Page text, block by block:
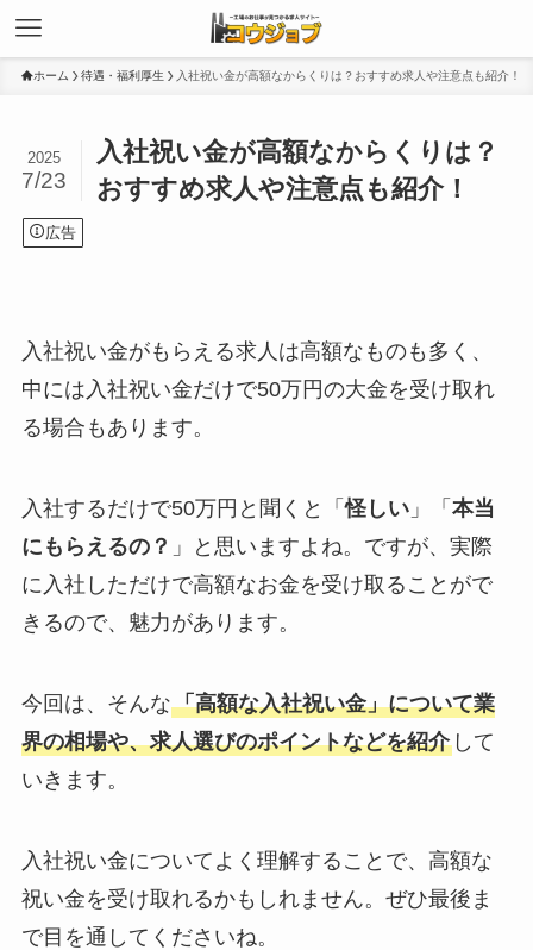
ホーム 待遇・福利厚生 入社祝い金が高額なからくりは？おすすめ求人や注意点も紹介！
入社祝い金が高額なからくりは？
おすすめ求人や注意点も紹介！
2025
7/23
広告
入社祝い金がもらえる求人は高額なものも多く、
中には入社祝い金だけで50万円の大金を受け取れ
る場合もあります。
入社するだけで50万円と聞くと「怪しい」「 本当
にもらえるの？ 」と思いますよね。ですが、実際
に入社しただけで高額なお金を受け取ることがで
きるので、魅力があります。
今回は、そんな「高額な入社祝い金」について業
界の相場や、求人選びのポイントなどを紹介して
いきます。
入社祝い金についてよく理解することで、高額な
祝い金を受け取れるかもしれません。ぜひ最後ま
で目を通してくださいね。